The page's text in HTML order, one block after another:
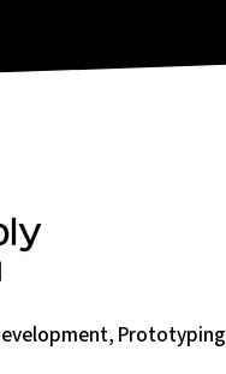
Prototyping